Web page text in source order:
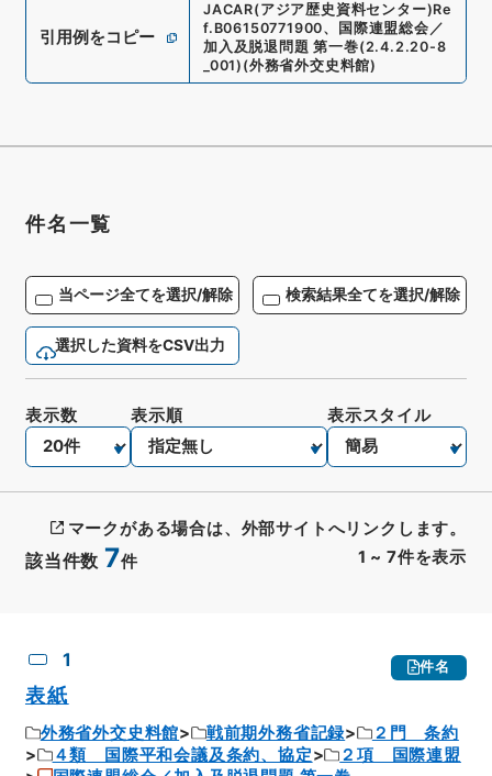
引用例をコピー
JACAR(アジア歴史資料センター)Re
f. B06150771900、
国際連盟総会／
加入及脱退問題 第一巻(2.4.2.20-8
_001) (外務省外交史料館)
件名一覧
当ページ全てを選択/解除 検索結果全てを選択/解除
選択した資料をCSV出力
該当件数 7件 1 ~ 7件を表示
表示数 表示順 表示スタイル
マークがある場合は、外部サイトへリンクします。
1 件名
表紙
外務省外交史料館 戦前期外務省記録
２門 条約
４類 国際平和会議及条約、協定
２項 国際連盟